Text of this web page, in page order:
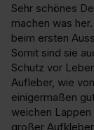
Sehr schönes
machen was
beim ersten
Somit sind sie
Schutz vor
Aufleber, wie
einigermaßen
weichen
großer